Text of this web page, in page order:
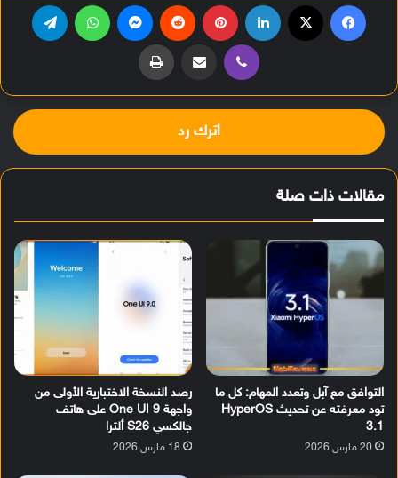
ڤايبر مشاركة عبر البريد طباعة
اترك رد
مقالات ذات صلة
التوافق مع آبل وتعدد المهام: كل ما
تود معرفته عن تحديث HyperOS
3.1
20 مارس 2026
رصد النسخة الاختبارية الأولى من
واجهة One UI 9 على هاتف
جالكسي S26 ألترا
18 مارس 2026